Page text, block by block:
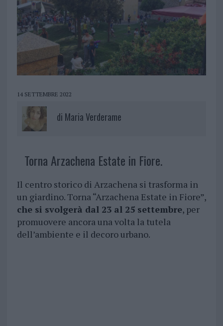
14 SETTEMBRE 2022
di Maria Verderame
Torna Arzachena Estate in Fiore.
Il centro storico di Arzachena si trasforma in
un giardino. Torna “Arzachena Estate in Fiore”,
che si svolgerà dal 23 al 25 settembre, per
promuovere ancora una volta la tutela
dell’ambiente e il decoro urbano.